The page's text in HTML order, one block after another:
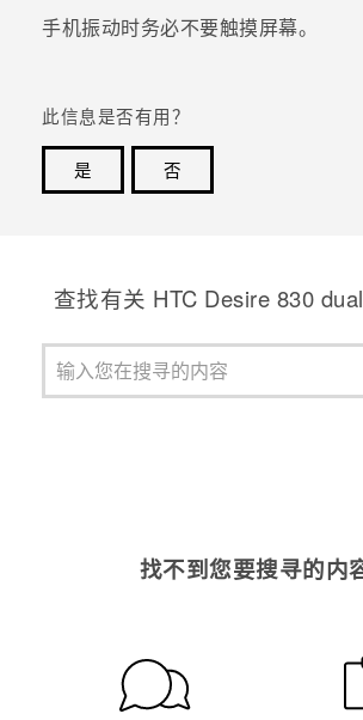
手机振动时务必不要触摸屏幕。
此信息是否有用？
是
否
查找有关 HTC Desire 830
找不到您要搜寻的内